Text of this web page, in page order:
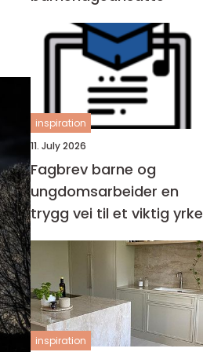
inspiration
11. July 2026
Fagbrev barne og
ungdomsarbeider en
trygg vei til et viktig yrke
inspiration